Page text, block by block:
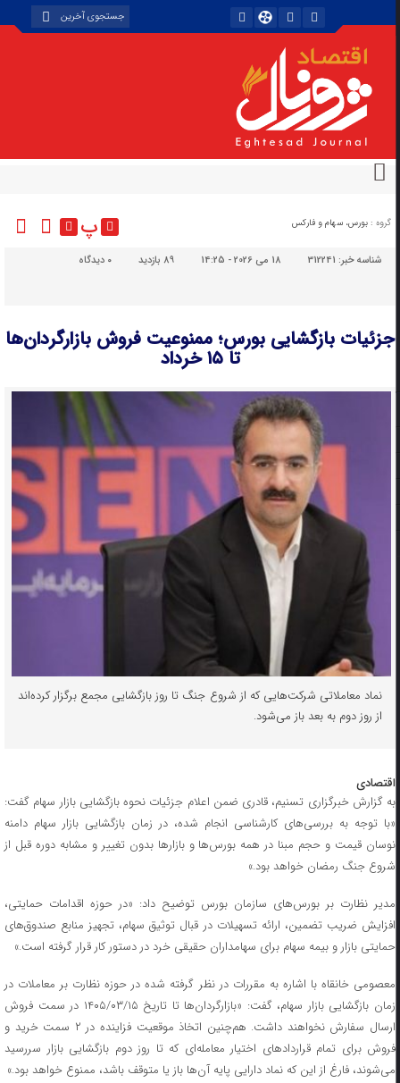
گروه : بورس، سهام و فارکس پ
شناسه خبر:312241 18 می 2026 - 14:25 89 بازدید دیدگاه
جزئیات بازگشایی بورس؛ ممنوعیت فروش بازارگردان‌ها
تا ۱۵ خرداد
نماد معاملاتی شرکت‌هایی که از شروع جنگ تا روز بازگشایی مجمع برگزار کرده‌اند
از روز دوم به بعد باز می‌شود.
اقتصادی
به گزارش خبرگزاری تسنیم، قادری ضمن اعلام جزئیات نحوه بازگشایی بازار سهام گفت:
«با توجه به بررسی‌های کارشناسی انجام شده، در زمان بازگشایی بازار سهام دامنه
نوسان قیمت و حجم مبنا در همه بورس‌ها و بازارها بدون تغییر و مشابه دوره قبل از
شروع جنگ رمضان خواهد بود.»
مدیر نظارت بر بورس‌های سازمان بورس توضیح داد: «در حوزه اقدامات حمایتی،
افزایش ضریب تضمین، ارائه تسهیلات در قبال توثیق سهام، تجهیز منابع صندوق‌های
حمایتی بازار و بیمه سهام برای سهامداران حقیقی خرد در دستور کار قرار گرفته است.»
معصومی خانقاه با اشاره به مقررات در نظر گرفته شده در حوزه نظارت بر معاملات در
زمان بازگشایی بازار سهام، گفت: «بازارگردان‌ها تا تاریخ ۱۴۰۵/۰۳/۱۵ در سمت فروش
ارسال سفارش نخواهند داشت. هم‌چنین اتخاذ موقعیت فزاینده در ۲ سمت خرید و
فروش برای تمام قراردادهای اختیار معامله‌ای که تا روز دوم بازگشایی بازار سررسید
می‌شوند، فارغ از این که نماد دارایی پایه آن‌ها باز یا متوقف باشد، ممنوع خواهد بود.»